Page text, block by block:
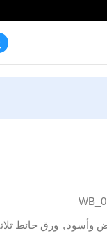
وأسود , ورق حائط